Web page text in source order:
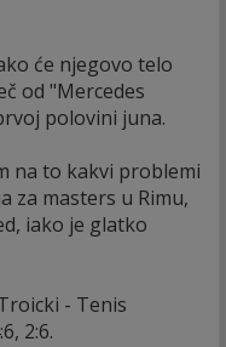
će njegovo telo
od "Mercedes
polovini juna.
na to kakvi problemi
za masters u Rimu,
iako je glatko
- Tenis
2:6.